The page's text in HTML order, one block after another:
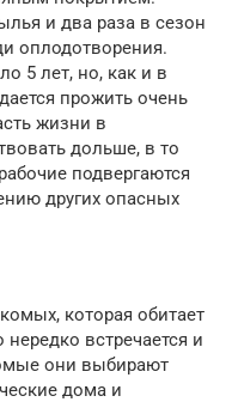
и два раза в сезон
оплодотворения.
5 лет, но, как и в
прожить очень
жизни в
дольше, в то
подвергаются
других опасных
которая обитает
встречается и
они выбирают
дома и